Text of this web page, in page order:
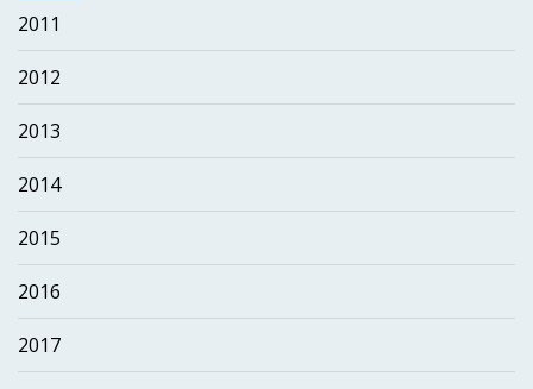
2011
2012
2013
2014
2015
2016
2017